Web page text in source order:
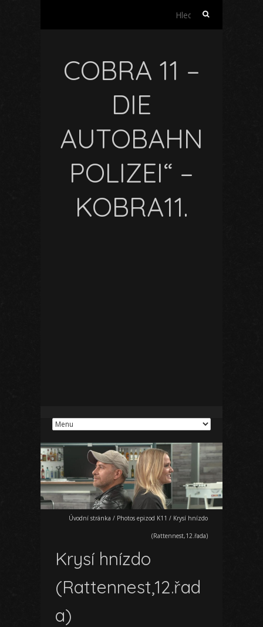
Vyhledávání
COBRA 11 –
DIE
AUTOBAHN
POLIZEI“ –
KOBRA11.
Úvodní stránka / Photos epizod K11 / Krysí hnízdo
(Rattennest,12.řada)
Krysí hnízdo
(Rattennest,12.řad
a)